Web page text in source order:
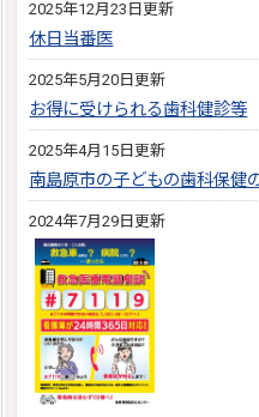
2025年12月23日更新
休日当番医
2025年5月20日更新
お得に受けられる歯科健診等
2025年4月15日更新
南島原市の子どもの歯科保健
2024年7月29日更新